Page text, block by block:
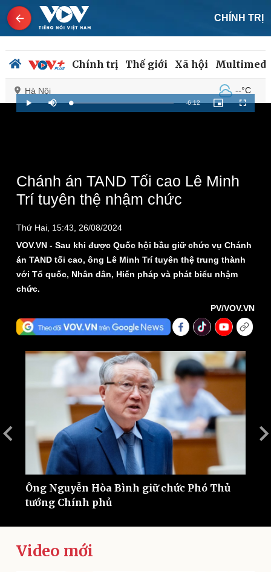
CHÍNH TRỊ
Chính trị Thế giới Xã hội
Hà Nội --°C
Tổ chức nhân sự
Quốc hội
Nhận diện sự thật
Dự báo thời tiết
Giáo dục
Dấu ấn VOV
Cuộc sống đó đây
Multimedia
Video
Infographic
Play Mute Loaded:
1.95%
Remaining
-6:12
Picture-
in-
Fullscreen
Chánh án TAND Tối cao Lê Minh
Trí tuyên thệ nhậm chức
Thứ Hai, 15:43, 26/08/2024
VOV.VN - Sau khi được Quốc hội bầu giữ chức vụ Chánh
án TAND tối cao, ông Lê Minh Trí tuyên thệ trung thành
với Tổ quốc, Nhân dân, Hiến pháp và phát biểu nhậm
chức.
PV/VOV.VN
Ông Nguyễn Hòa Bình giữ chức Phó Thủ
tướng Chính phủ
Video mới